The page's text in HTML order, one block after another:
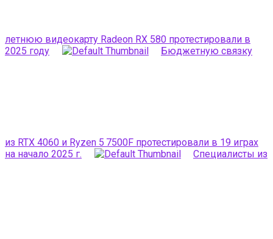
летнюю видеокарту Radeon RX 580 протестировали в
2025 году
Бюджетную связку
из RTX 4060 и Ryzen 5 7500F протестировали в 19 играх
на начало 2025 г.
Специалисты из